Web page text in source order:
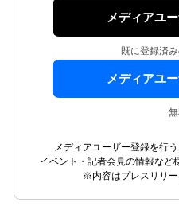
メディアユ
既に登録済
メディアユ
メディアユーザー登録を行
イベント・記者会見の情報など
※内容はプレスリリー